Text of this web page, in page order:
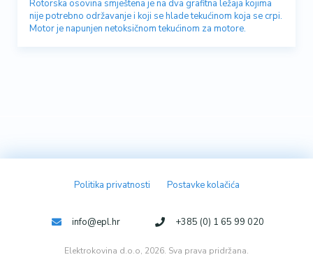
Rotorska osovina smještena je na dva grafitna ležaja kojima
nije potrebno održavanje i koji se hlade tekućinom koja se crpi.
Motor je napunjen netoksičnom tekućinom za motore.
Politika privatnosti Postavke kolačića
Elektrokovina d.o.o, 2026. Sva prava pridržana.
info@epl.hr +385 (0) 1 65 99 020